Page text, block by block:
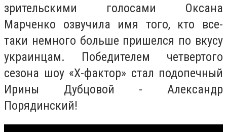
зрительскими голосами Оксана
Марченко озвучила имя того, кто все-
таки немного больше пришелся по вкусу
украинцам. Победителем четвертого
сезона шоу «Х-фактор» стал подопечный
Ирины Дубцовой - Александр
Порядинский!